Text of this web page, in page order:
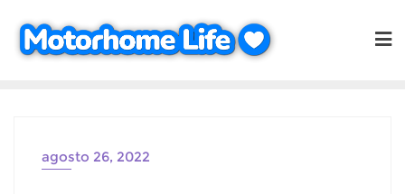
contenido
agosto 26, 2022